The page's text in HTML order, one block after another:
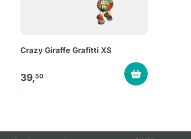
Crazy Giraffe Grafitti XS
39,50